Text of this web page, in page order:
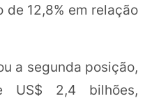
12,8% em relação
a segunda posição,
US$ 2,4 bilhões,